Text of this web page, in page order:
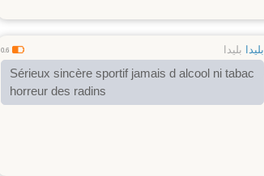
بليدا بليدا 0.6
Sérieux sincère sportif jamais d alcool ni tabac
horreur des radins